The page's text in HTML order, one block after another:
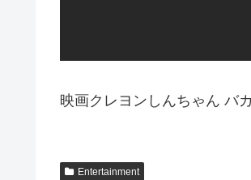
映画クレヨンしんちゃん バ
Entertainment